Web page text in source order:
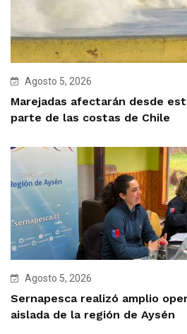
Agosto 5, 2026
Marejadas afectarán desde
parte de las costas de Chile
Agosto 5, 2026
Sernapesca realizó amplio
aislada de la región de Aysén